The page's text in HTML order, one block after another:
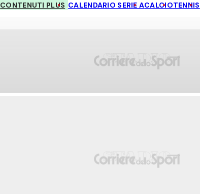
CONTENUTI PLUS CALENDARIO SERIE ACALCIOTENNIS